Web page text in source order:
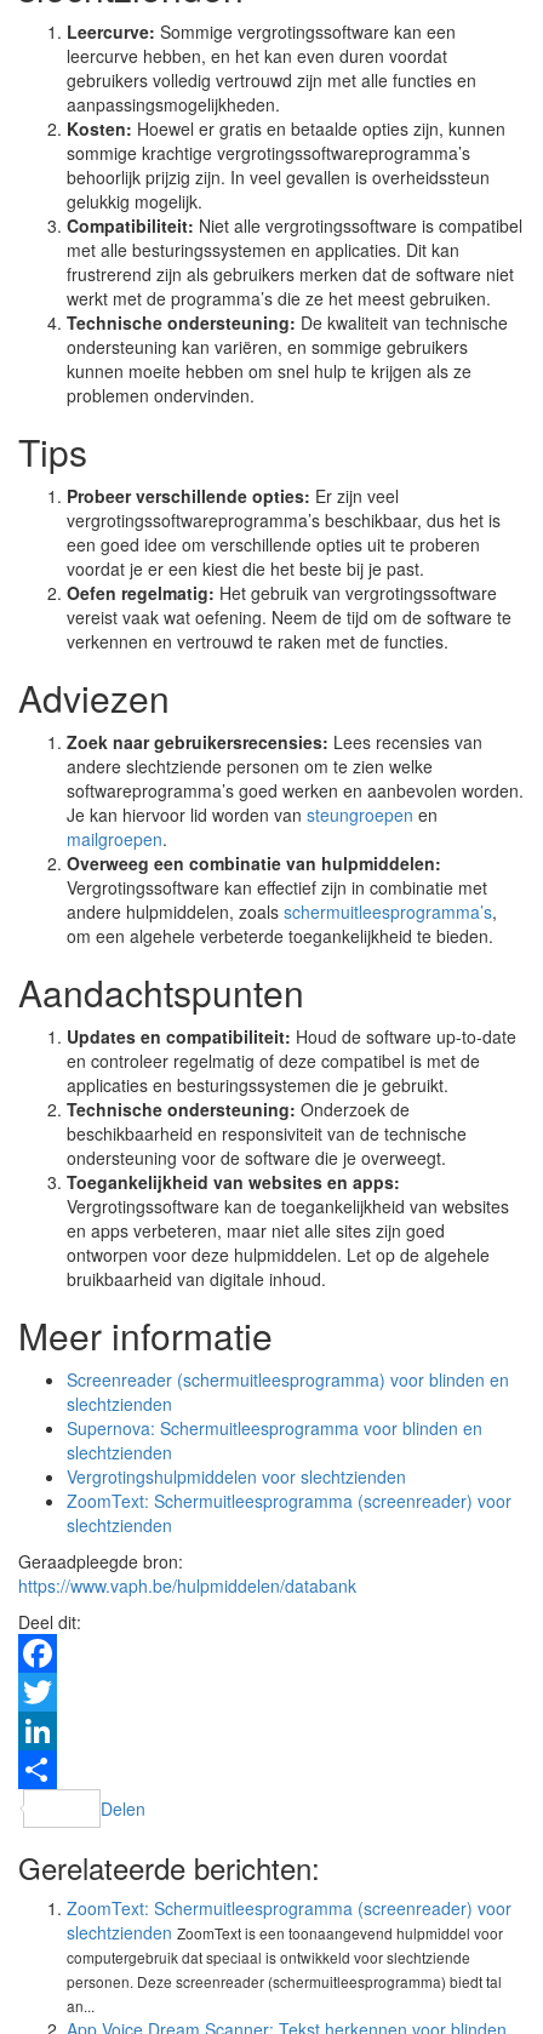
Leercurve: Sommige vergrotingssoftware kan een
leercurve hebben, en het kan even duren voordat
gebruikers volledig vertrouwd zijn met alle functies en
aanpassingsmogelijkheden.
Kosten: Hoewel er gratis en betaalde opties zijn, kunnen
sommige krachtige vergrotingssoftwareprogramma’s
behoorlijk prijzig zijn. In veel gevallen is overheidssteun
gelukkig mogelijk.
Compatibiliteit: Niet alle vergrotingssoftware is compatibel
met alle besturingssystemen en applicaties. Dit kan
frustrerend zijn als gebruikers merken dat de software niet
werkt met de programma’s die ze het meest gebruiken.
Technische ondersteuning: De kwaliteit van technische
ondersteuning kan variëren, en sommige gebruikers
kunnen moeite hebben om snel hulp te krijgen als ze
problemen ondervinden.
Tips
Probeer verschillende opties: Er zijn veel
vergrotingssoftwareprogramma’s beschikbaar, dus het is
een goed idee om verschillende opties uit te proberen
voordat je er een kiest die het beste bij je past.
Oefen regelmatig: Het gebruik van vergrotingssoftware
vereist vaak wat oefening. Neem de tijd om de software te
verkennen en vertrouwd te raken met de functies.
Adviezen
Zoek naar gebruikersrecensies: Lees recensies van
andere slechtziende personen om te zien welke
softwareprogramma’s goed werken en aanbevolen worden.
Je kan hiervoor lid worden van steungroepen en
mailgroepen.
Overweeg een combinatie van hulpmiddelen:
Vergrotingssoftware kan effectief zijn in combinatie met
andere hulpmiddelen, zoals schermuitleesprogramma’s,
om een algehele verbeterde toegankelijkheid te bieden.
Aandachtspunten
Updates en compatibiliteit: Houd de software up-to-date
en controleer regelmatig of deze compatibel is met de
applicaties en besturingssystemen die je gebruikt.
Technische ondersteuning: Onderzoek de
beschikbaarheid en responsiviteit van de technische
ondersteuning voor de software die je overweegt.
Toegankelijkheid van websites en apps:
Vergrotingssoftware kan de toegankelijkheid van websites
en apps verbeteren, maar niet alle sites zijn goed
ontworpen voor deze hulpmiddelen. Let op de algehele
bruikbaarheid van digitale inhoud.
Meer informatie
Screenreader (schermuitleesprogramma) voor blinden en
slechtzienden
Supernova: Schermuitleesprogramma voor blinden en
slechtzienden
Vergrotingshulpmiddelen voor slechtzienden
ZoomText: Schermuitleesprogramma (screenreader) voor
slechtzienden
Geraadpleegde bron:
https://www.vaph.be/hulpmiddelen/databank
Deel dit:
Facebook
Twitter
LinkedIn
Delen
Gerelateerde berichten:
ZoomText: Schermuitleesprogramma (screenreader) voor
slechtzienden ZoomText is een toonaangevend hulpmiddel voor
computergebruik dat speciaal is ontwikkeld voor slechtziende
personen. Deze screenreader (schermuitleesprogramma) biedt tal
an...
App Voice Dream Scanner: Tekst herkennen voor blinden